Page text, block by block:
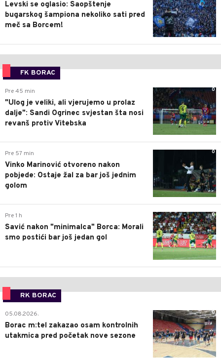
Levski se oglasio: Saopštenje
bugarskog šampiona nekoliko sati pred
meč sa Borcem!
FK BORAC
0
Pre 45 min
"Ulog je veliki, ali vjerujemo u prolaz
dalje": Sandi Ogrinec svjestan šta nosi
revanš protiv Vitebska
0
Pre 57 min
Vinko Marinović otvoreno nakon
pobjede: Ostaje žal za bar još jednim
golom
0
Pre 1 h
Savić nakon "minimalca" Borca: Morali
smo postići bar još jedan gol
RK BORAC
0
05.08.2026.
Borac m:tel zakazao osam kontrolnih
utakmica pred početak nove sezone